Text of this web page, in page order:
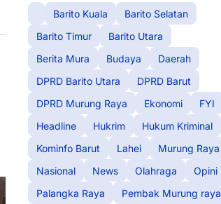
Barito Kuala
Barito Selatan
Barito Timur
Barito Utara
Berita Mura
Budaya
Daerah
DPRD Barito Utara
DPRD Barut
DPRD Murung Raya
Ekonomi
FYI
Headline
Hukrim
Hukum Kriminal
Kominfo Barut
Lahei
Murung Raya
Nasional
News Olahraga
Opini
Palangka Raya
Pembak Murung raya